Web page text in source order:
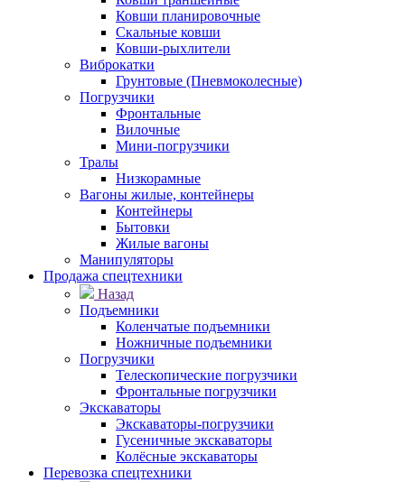
Ковши планировочные
Скальные ковши
Ковши-рыхлители
Виброкатки
Грунтовые (Пневмоколесные)
Погрузчики
Фронтальные
Вилочные
Мини-погрузчики
Тралы
Низкорамные
Вагоны жилые, контейнеры
Контейнеры
Бытовки
Жилые вагоны
Манипуляторы
Продажа спецтехники
Назад
Подъемники
Коленчатые подъемники
Ножничные подъемники
Погрузчики
Телескопические погрузчики
Фронтальные погрузчики
Экскаваторы
Экскаваторы-погрузчики
Гусеничные экскаваторы
Колёсные экскаваторы
Перевозка спецтехники